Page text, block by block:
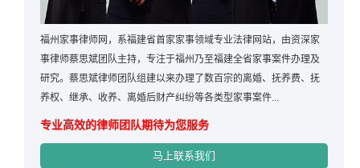
福州家事律师网，系福建省首家家事领域专业法律网站，由资深家
事律师蔡思斌团队主持，专注于福州乃至福建全省家事案件办理及
研究。蔡思斌律师团队组建以来办理了数百宗的离婚、抚养费、抚
养权、继承、收养、离婚后财产纠纷等各类型家事案件...
专业高效的律师团队期待为您服务
马上联系我们